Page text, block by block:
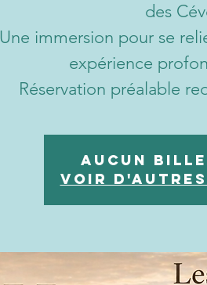
des
Une immersion pour se
expérience
Réservation préalable
Aucun
Voir d'autres